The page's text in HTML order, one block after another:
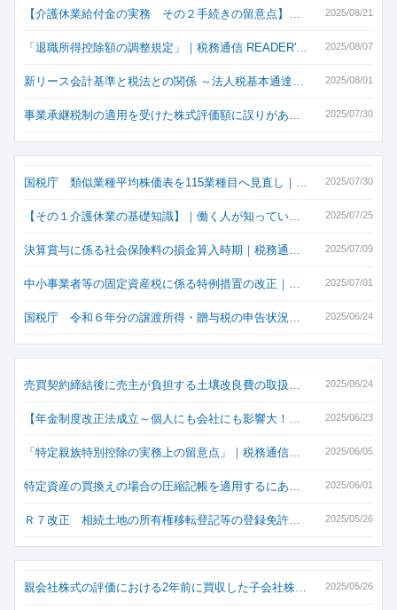
2025/08/21
【介護休業給付金の実務 その２手続きの留意点】…
2025/08/07
「退職所得控除額の調整規定」｜税務通信 READER'…
2025/08/01
新リース会計基準と税法との関係 ～法人税基本通達…
2025/07/30
事業承継税制の適用を受けた株式評価額に誤りがあ…
2025/07/30
国税庁 類似業種平均株価表を115業種目へ見直し｜…
2025/07/25
【その１介護休業の基礎知識】｜働く人が知ってい…
2025/07/09
決算賞与に係る社会保険料の損金算入時期｜税務通…
2025/07/01
中小事業者等の固定資産税に係る特例措置の改正｜…
2025/06/24
国税庁 令和６年分の譲渡所得・贈与税の申告状況…
2025/06/24
売買契約締結後に売主が負担する土壌改良費の取扱…
2025/06/23
【年金制度改正法成立～個人にも会社にも影響大！…
2025/06/05
「特定親族特別控除の実務上の留意点」｜税務通信…
2025/06/01
特定資産の買換えの場合の圧縮記帳を適用するにあ…
2025/05/26
Ｒ７改正 相続土地の所有権移転登記等の登録免許…
2025/05/26
親会社株式の評価における2年前に買収した子会社株…